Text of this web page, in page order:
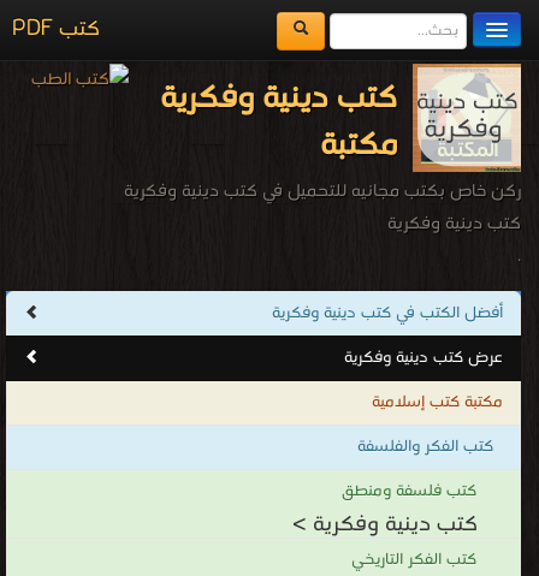
كتب PDF
مكتبة الكتب
المكتبات
يُقرأ حالياً
الفهرس
كتب دينية وفكرية
مكتبة
ركن خاص بكتب مجانيه للتحميل في كتب دينية وفكرية
كتب دينية وفكرية
.
أفضل الكتب في كتب دينية وفكرية
عرض كتب دينية وفكرية
مكتبة كتب إسلامية
كتب الفكر والفلسفة
كتب فلسفة ومنطق
كتب دينية وفكرية >
كتب الفكر التاريخي